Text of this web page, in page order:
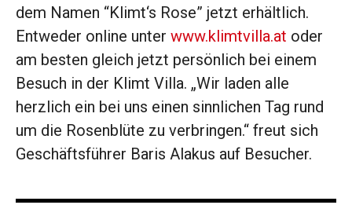
dem Namen “Klimt‘s Rose” jetzt erhältlich.
Entweder online unter www.klimtvilla.at oder
am besten gleich jetzt persönlich bei einem
Besuch in der Klimt Villa. „Wir laden alle
herzlich ein bei uns einen sinnlichen Tag rund
um die Rosenblüte zu verbringen.“ freut sich
Geschäftsführer Baris Alakus auf Besucher.